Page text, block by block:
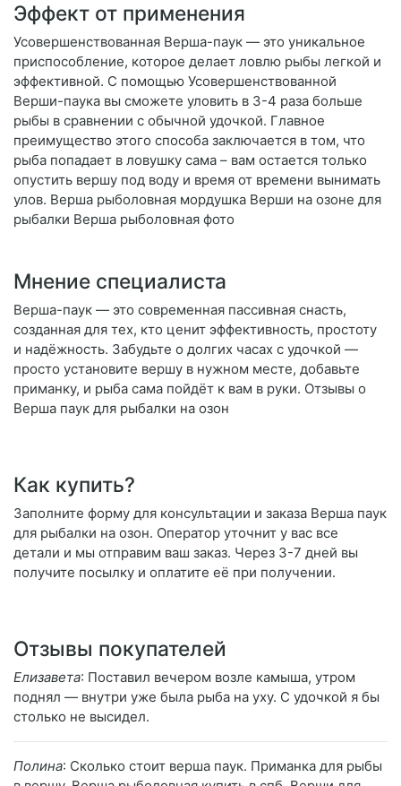
Эффект от применения
Усовершенствованная Верша-паук — это уникальное
приспособление, которое делает ловлю рыбы легкой и
эффективной. С помощью Усовершенствованной
Верши-паука вы сможете уловить в 3-4 раза больше
рыбы в сравнении с обычной удочкой. Главное
преимущество этого способа заключается в том, что
рыба попадает в ловушку сама – вам остается только
опустить вершу под воду и время от времени вынимать
улов. Верша рыболовная мордушка Верши на озоне для
рыбалки Верша рыболовная фото
Мнение специалиста
Верша-паук — это современная пассивная снасть,
созданная для тех, кто ценит эффективность, простоту
и надёжность. Забудьте о долгих часах с удочкой —
просто установите вершу в нужном месте, добавьте
приманку, и рыба сама пойдёт к вам в руки. Отзывы о
Верша паук для рыбалки на озон
Как купить?
Заполните форму для консультации и заказа Верша паук
для рыбалки на озон. Оператор уточнит у вас все
детали и мы отправим ваш заказ. Через 3-7 дней вы
получите посылку и оплатите её при получении.
Отзывы покупателей
Елизавета: Поставил вечером возле камыша, утром
поднял — внутри уже была рыба на уху. С удочкой я бы
столько не высидел.
Полина: Сколько стоит верша паук. Приманка для рыбы